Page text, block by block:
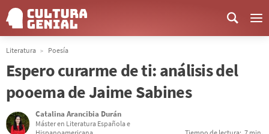
Literatura Poesía
Espero curarme de ti: análisis del
pooema de Jaime Sabines
Catalina Arancibia Durán
Máster en Literatura Española e